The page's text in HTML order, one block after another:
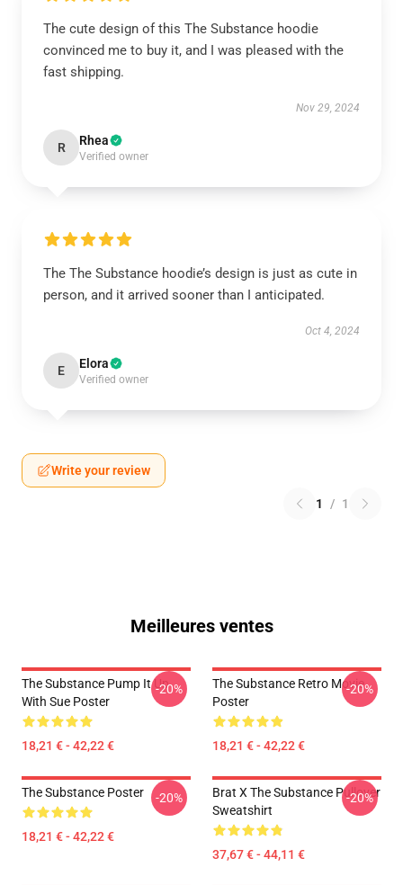
The cute design of this The Substance hoodie
convinced me to buy it, and I was pleased with the
fast shipping.
Nov 29, 2024
R Rhea
Verified owner
The The Substance hoodie’s design is just as cute in
person, and it arrived sooner than I anticipated.
Oct 4, 2024
E Elora
Verified owner
Write your review
1 / 1
Meilleures ventes
The Substance Pump It Up
With Sue Poster
18,21 € - 42,22 €
-20%
The Substance Retro Movie
Poster
18,21 € - 42,22 €
-20%
The Substance Poster
18,21 € - 42,22 €
-20%
Brat X The Substance Pullover
Sweatshirt
37,67 € - 44,11 €
-20%